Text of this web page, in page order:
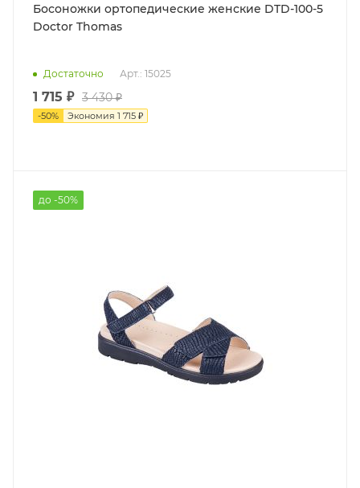
Босоножки ортопедические женские DTD-100-5
Doctor Thomas
Достаточно Арт.: 15025
1 715 ₽ 3 430 ₽
-50% Экономия 1 715 ₽
до -50%